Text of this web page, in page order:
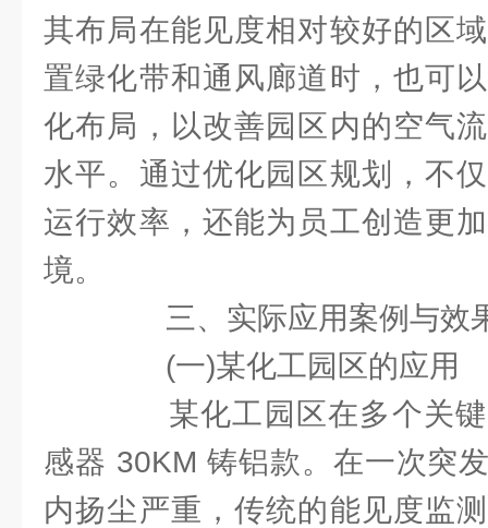
其布局在能见度相对较好的区
置绿化带和通风廊道时，也可
化布局，以改善园区内的空气
水平。通过优化园区规划，不
运行效率，还能为员工创造更
境。
三、实际应用案例与效
(一)某化工园区的应用
某化工园区在多个关键
感器 30KM 铸铝款。在一次突
内扬尘严重，传统的能见度监